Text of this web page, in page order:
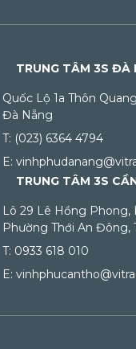
TRUNG TÂM 3S ĐÀ
Quốc Lộ 1a Thôn
Đà Nẵng
T: (023) 6364 4794
E:
TRUNG TÂM 3S
Lô 29 Lê Hồng Phong,
Phường Thới An Đông,
T: 0933 618 010
E: